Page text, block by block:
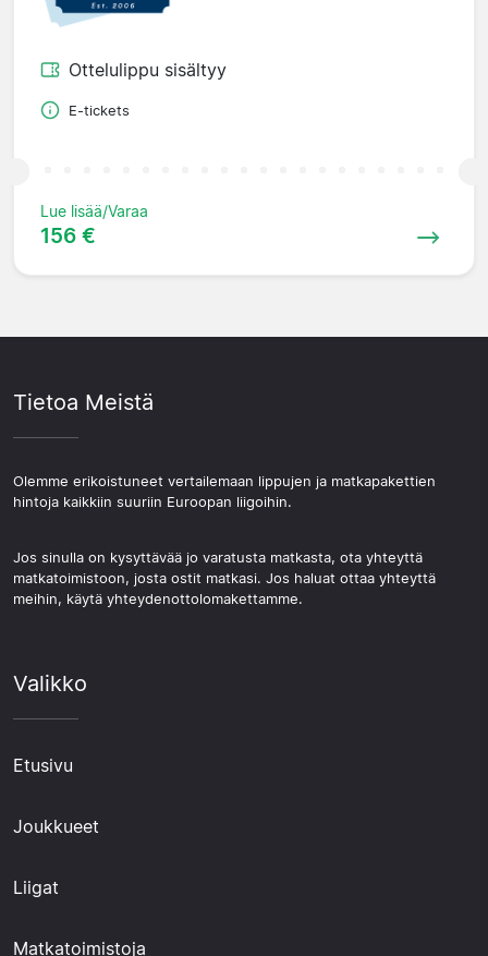
Ottelulippu sisältyy
E-tickets
Lue lisää/Varaa
156 €
Tietoa Meistä
Olemme erikoistuneet vertailemaan lippujen ja matkapakettien
hintoja kaikkiin suuriin Euroopan liigoihin.
Jos sinulla on kysyttävää jo varatusta matkasta, ota yhteyttä
matkatoimistoon, josta ostit matkasi. Jos haluat ottaa yhteyttä
meihin, käytä yhteydenottolomakettamme.
Valikko
Etusivu
Joukkueet
Liigat
Matkatoimistoja